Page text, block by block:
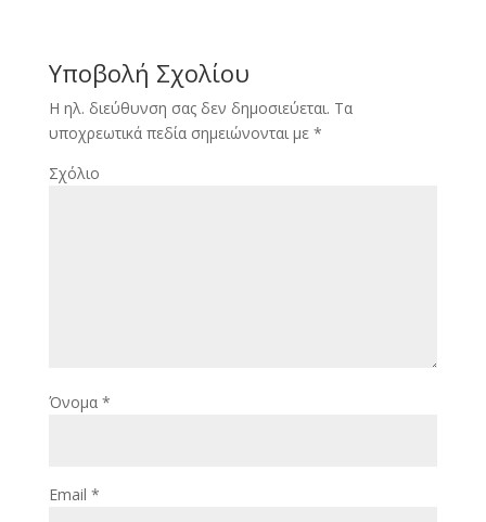
Υποβολή Σχολίου
Η ηλ. διεύθυνση σας δεν δημοσιεύεται. Τα
υποχρεωτικά πεδία σημειώνονται με *
Σχόλιο
Όνομα *
Email *